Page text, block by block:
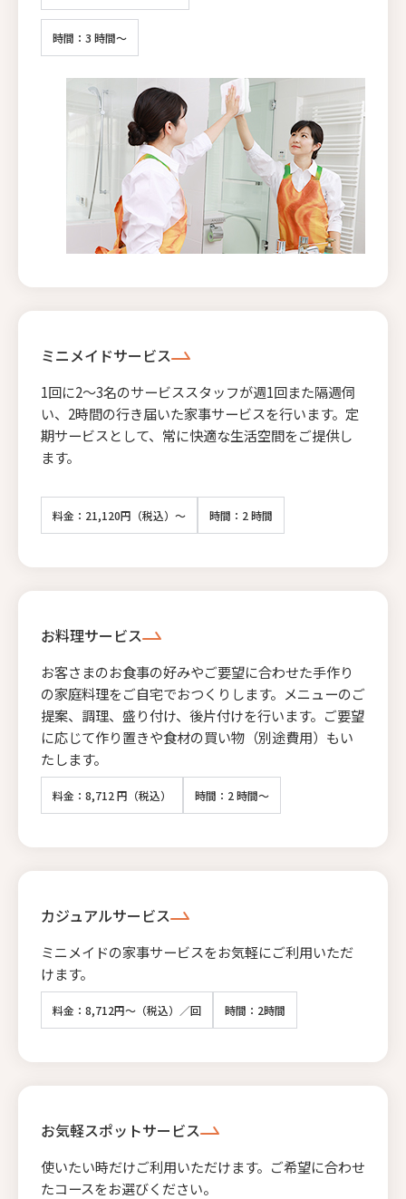
時間：3 時間～
ミニメイドサービス
1回に2〜3名のサービススタッフが週1回また隔週伺
い、2時間の行き届いた家事サービスを行います。定
期サービスとして、常に快適な生活空間をご提供し
ます。
料金：21,120円（税込）～ 時間：2 時間
お料理サービス
お客さまのお食事の好みやご要望に合わせた手作り
の家庭料理をご自宅でおつくりします。メニューのご
提案、調理、盛り付け、後片付けを行います。ご要望
に応じて作り置きや食材の買い物（別途費用）もい
たします。
料金：8,712 円（税込） 時間：2 時間～
カジュアルサービス
ミニメイドの家事サービスをお気軽にご利用いただ
けます。
料金：8,712円～（税込）／回 時間：2時間
お気軽スポットサービス
使いたい時だけご利用いただけます。ご希望に合わせ
たコースをお選びください。